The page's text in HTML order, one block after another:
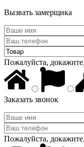
Вызвать замерщика
Пожалуйста,
Заказать звонок
Пожалуйста,